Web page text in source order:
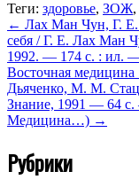
Теги: здоровье, ЗОЖ,
← Лах Ман Чун, Г. Е.
себя / Г. Е. Лах Ман
1992. — 174 с. : ил.
Восточная
Дьяченко, М. М.
Знание, 1991 — 64 с.
Медицина…) →
Рубрики